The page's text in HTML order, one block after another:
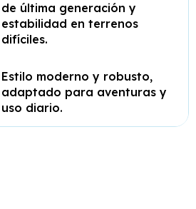
de última generación y
estabilidad en terrenos
difíciles.
Estilo moderno y robusto,
adaptado para aventuras y
uso diario.